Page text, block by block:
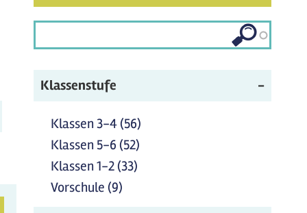
Klassenstufe
Klassen 3-4 (56)
Klassen 5-6 (52)
Klassen 1-2 (33)
Vorschule (9)
Kinderrechte
anwenden